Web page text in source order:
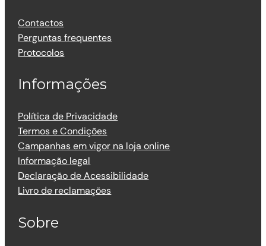
Contactos
Perguntas frequentes
Protocolos
Informações
Política de Privacidade
Termos e Condições
Campanhas em vigor na loja online
Informação legal
Declaração de Acessibilidade
Livro de reclamações
Sobre